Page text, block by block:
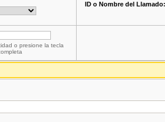
ID o Nombre del Llamado:
o presione la tecla